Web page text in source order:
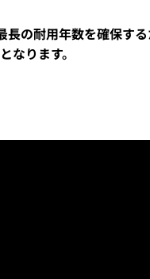
の耐用年数を確保す
なります。